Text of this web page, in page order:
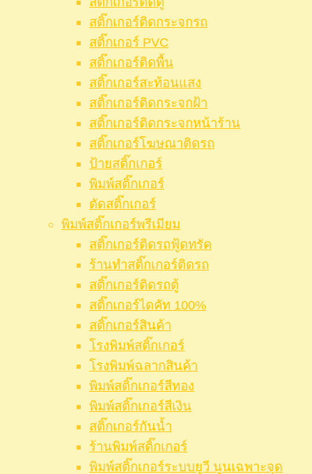
สติ๊กเกอร์ติดกระจกรถ
สติ๊กเกอร์ PVC
สติ๊กเกอร์ติดพื้น
สติ๊กเกอร์สะท้อนแสง
สติ๊กเกอร์ติดกระจกฝ้า
สติ๊กเกอร์ติดกระจกหน้าร้าน
สติ๊กเกอร์โฆษณาติดรถ
ป้ายสติ๊กเกอร์
พิมพ์สติ๊กเกอร์
ตัดสติ๊กเกอร์
พิมพ์สติ๊กเกอร์พรีเมียม
สติ๊กเกอร์ติดรถฟู้ดทรัค
ร้านทำสติ๊กเกอร์ติดรถ
สติ๊กเกอร์ติดรถตู้
สติ๊กเกอร์ไดคัท 100%
สติ๊กเกอร์สินค้า
โรงพิมพ์สติ๊กเกอร์
โรงพิมพ์ฉลากสินค้า
พิมพ์สติ๊กเกอร์สีทอง
พิมพ์สติ๊กเกอร์สีเงิน
สติ๊กเกอร์กันน้ำ
ร้านพิมพ์สติ๊กเกอร์
พิมพ์สติ๊กเกอร์ระบบยูวี นูนเฉพาะจุด